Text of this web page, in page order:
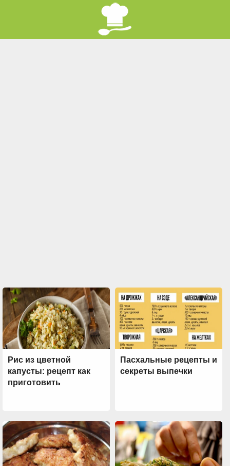
Рис из цветной
капусты: рецепт как
приготовить
Пасхальные рецепты и
секреты выпечки